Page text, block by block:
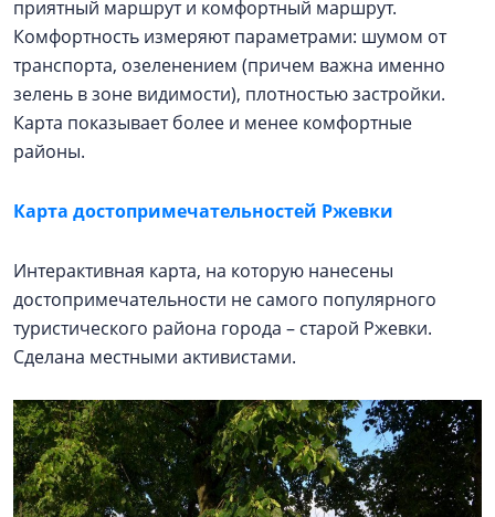
приятный маршрут и комфортный маршрут.
Комфортность измеряют параметрами: шумом от
транспорта, озеленением (причем важна именно
зелень в зоне видимости), плотностью застройки.
Карта показывает более и менее комфортные
районы.
Карта достопримечательностей Ржевки
Интерактивная карта, на которую нанесены
достопримечательности не самого популярного
туристического района города – старой Ржевки.
Сделана местными активистами.